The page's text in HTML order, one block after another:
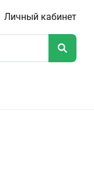
Личный кабинет